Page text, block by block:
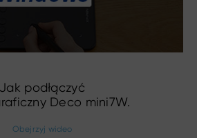
Jak podłączyć
Deco mini7W.
Obejrzyj wideo